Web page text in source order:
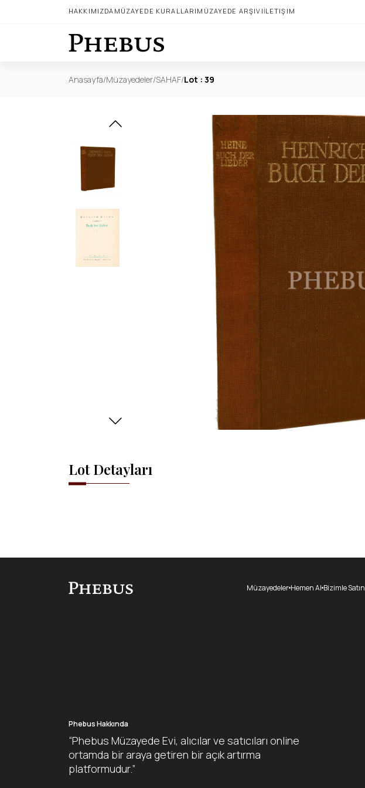
HAKKIMIZDA MÜZAYEDE KURALLARI MÜZAYEDE ARŞIVIİLETIŞIM
Anasayfa/Müzayedeler/SAHAF/Lot : 39
Lot Detayları
MüzayedelerHemen Al Bizimle Satın
Phebus Hakkında
“Phebus Müzayede Evi, alıcılar ve satıcıları online
ortamda bir araya getiren bir açık artırma
platformudur.”